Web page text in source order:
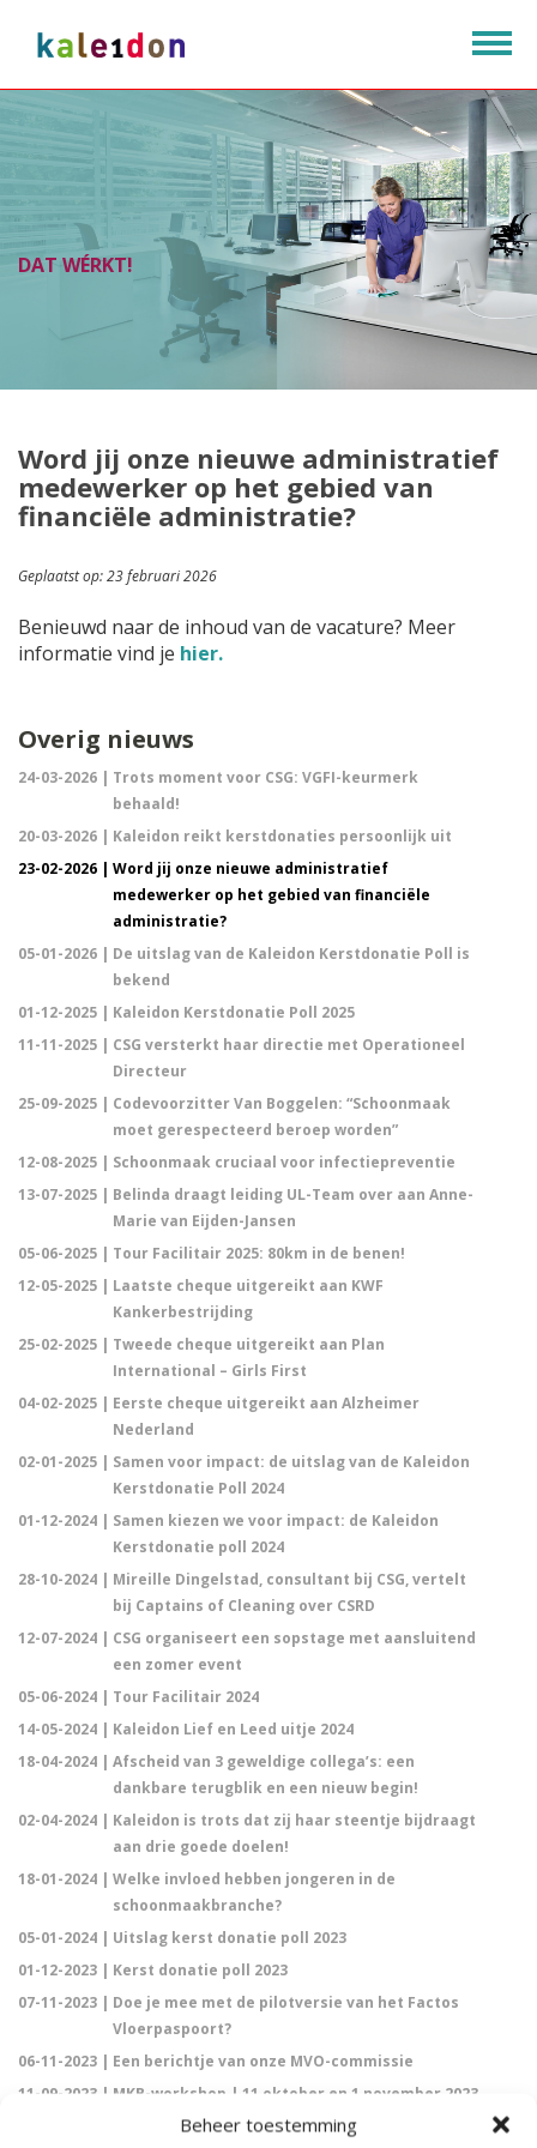
Beheer toestemming
EEN SCHONE WERKPLEK
DAT WÉRKT!
GOED OPGELEID PERSONEEL
DAT WÉRKT!
Word jij onze nieuwe administratief
medewerker op het gebied van
financiële administratie?
Geplaatst op: 23 februari 2026
Benieuwd naar de inhoud van de vacature? Meer
informatie vind je hier.
Overig nieuws
24-03-2026 | Trots moment voor CSG: VGFI-keurmerk
behaald!
20-03-2026 | Kaleidon reikt kerstdonaties persoonlijk uit
23-02-2026 | Word jij onze nieuwe administratief
medewerker op het gebied van financiële
administratie?
05-01-2026 | De uitslag van de Kaleidon Kerstdonatie Poll is
bekend
01-12-2025 | Kaleidon Kerstdonatie Poll 2025
11-11-2025 | CSG versterkt haar directie met Operationeel
Directeur
25-09-2025 | Codevoorzitter Van Boggelen: “Schoonmaak
moet gerespecteerd beroep worden”
12-08-2025 | Schoonmaak cruciaal voor infectiepreventie
13-07-2025 | Belinda draagt leiding UL-Team over aan Anne-
Marie van Eijden-Jansen
05-06-2025 | Tour Facilitair 2025: 80km in de benen!
12-05-2025 | Laatste cheque uitgereikt aan KWF
Kankerbestrijding
25-02-2025 | Tweede cheque uitgereikt aan Plan
International – Girls First
04-02-2025 | Eerste cheque uitgereikt aan Alzheimer
Nederland
02-01-2025 | Samen voor impact: de uitslag van de Kaleidon
Kerstdonatie Poll 2024
01-12-2024 | Samen kiezen we voor impact: de Kaleidon
Kerstdonatie poll 2024
28-10-2024 | Mireille Dingelstad, consultant bij CSG, vertelt
bij Captains of Cleaning over CSRD
12-07-2024 | CSG organiseert een sopstage met aansluitend
een zomer event
05-06-2024 | Tour Facilitair 2024
14-05-2024 | Kaleidon Lief en Leed uitje 2024
18-04-2024 | Afscheid van 3 geweldige collega’s: een
dankbare terugblik en een nieuw begin!
02-04-2024 | Kaleidon is trots dat zij haar steentje bijdraagt
aan drie goede doelen!
18-01-2024 | Welke invloed hebben jongeren in de
schoonmaakbranche?
05-01-2024 | Uitslag kerst donatie poll 2023
01-12-2023 | Kerst donatie poll 2023
07-11-2023 | Doe je mee met de pilotversie van het Factos
Vloerpaspoort?
06-11-2023 | Een berichtje van onze MVO-commissie
11-09-2023 | MKB-workshop | 11 oktober en 1 november 2023
UL-Team is aanwezig tijdens Gastvrij Rotterdam